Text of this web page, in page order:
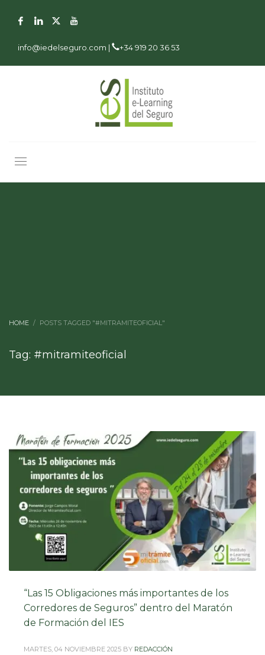
info@iedelseguro.com | +34 919 20 36 53
HOME POSTS TAGGED "#MITRAMITEOFICIAL"
Tag: #mitramiteoficial
“Las 15 Obligaciones más importantes de los
Corredores de Seguros” dentro del Maratón
de Formación del IES
MARTES, 04 NOVIEMBRE 2025 BY REDACCIÓN